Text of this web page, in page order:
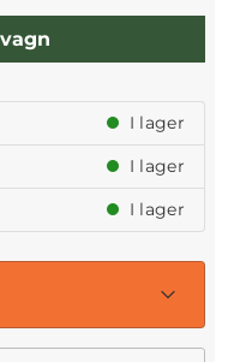
I lager
I lager
I lager